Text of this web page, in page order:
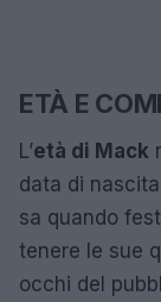
ETÀ E
L’età di Mack
data di
sa quando
tenere le sue
occhi del